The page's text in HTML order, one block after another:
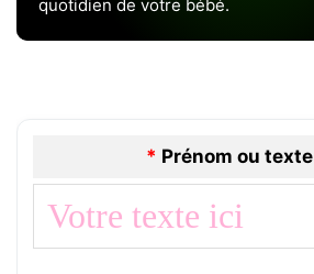
quotidien de votre bébé.
* Prénom ou texte